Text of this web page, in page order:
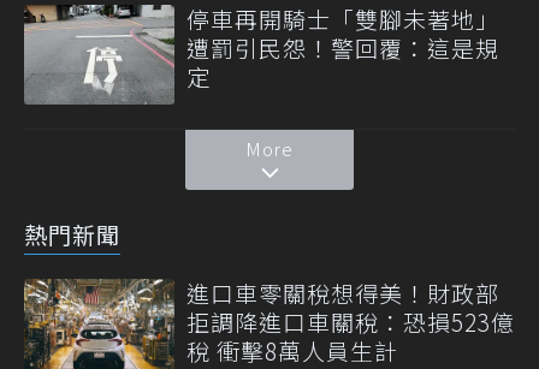
停車再開騎士「雙腳未著地」
遭罰引民怨！警回覆：這是規
定
More
熱門新聞
進口車零關稅想得美！財政部
拒調降進口車關稅：恐損523億
稅 衝擊8萬人員生計